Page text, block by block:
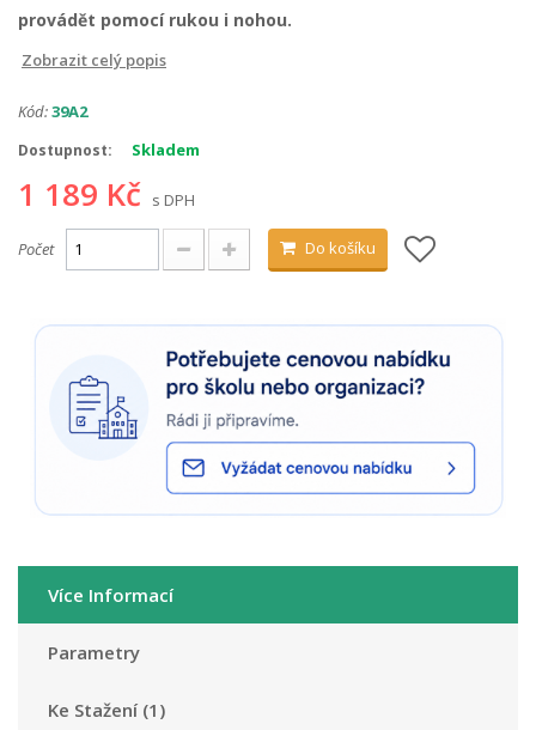
provádět pomocí rukou i nohou.
Zobrazit celý popis
Kód:39A2
Dostupnost: Skladem
1 189 Kč s DPH
Počet Do košíku
Více Informací
Parametry
Ke Stažení (1)